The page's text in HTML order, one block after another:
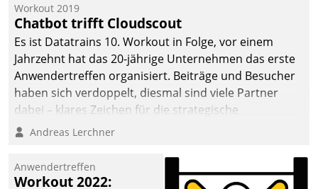
Quartier. Dazwischen
zeigte Datatrain, was es
Neues zu bieten hat.
Workout 2019
Chatbot trifft Cloudscout
Es ist Datatrains 10. Workout in Folge, vor einem
Jahrzehnt hat das 20-jährige Unternehmen das erste
Anwendertreffen organisiert. Beiträge und Besucher
haben sich verdoppelt, diesmal sind viele Partner
dabei – klares Zeichen für die strategische
Fokussierung auf den Kunden.
Andreas Lerchner
Anwendertreffen
Workout 2022: